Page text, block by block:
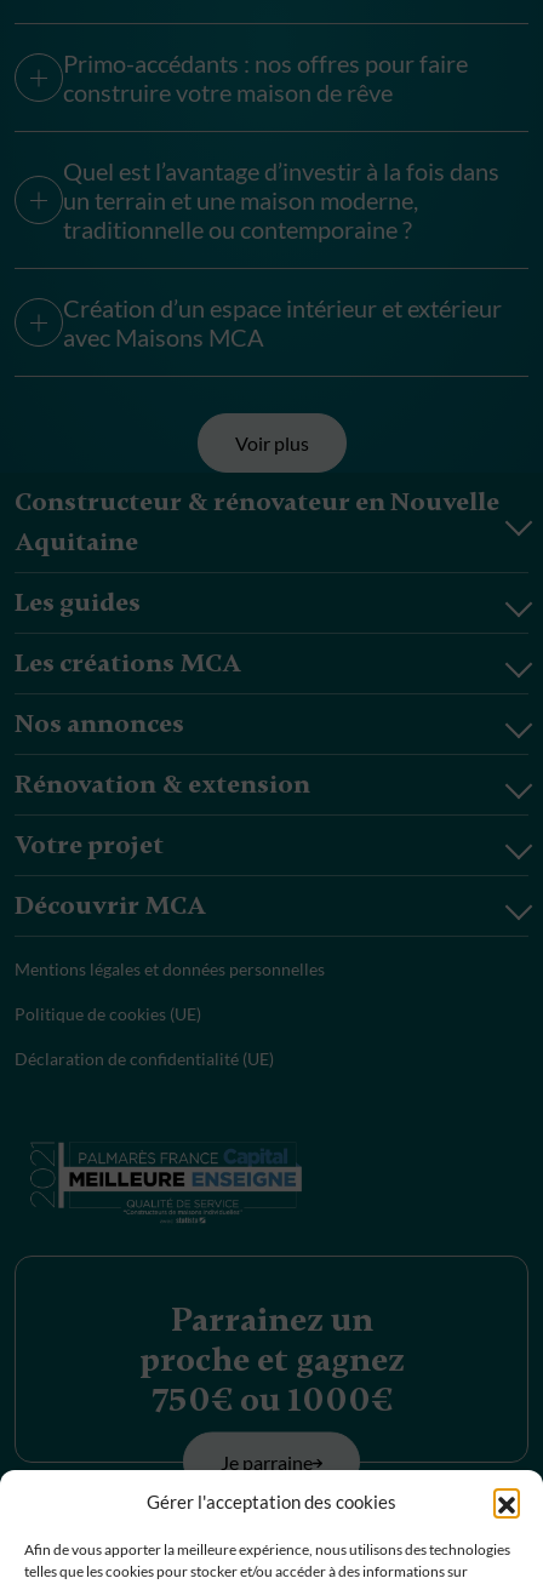
Gérer l'acceptation des cookies
Afin de vous apporter la meilleure expérience, nous utilisons des technologies
telles que les cookies pour stocker et/ou accéder à des informations sur
Primo-accédants : nos offres pour faire
construire votre maison de rêve
Quel est l’avantage d’investir à la fois dans
un terrain et une maison moderne,
traditionnelle ou contemporaine ?
Création d’un espace intérieur et extérieur
avec Maisons MCA
Voir plus
Constructeur & rénovateur en Nouvelle
Aquitaine
Les guides
Les créations MCA
Nos annonces
Rénovation & extension
Votre projet
Découvrir MCA
Mentions légales et données personnelles
Politique de cookies (UE)
Déclaration de confidentialité (UE)
Parrainez un
proche et gagnez
750€ ou 1000€
Je parraine
Découvrez nos